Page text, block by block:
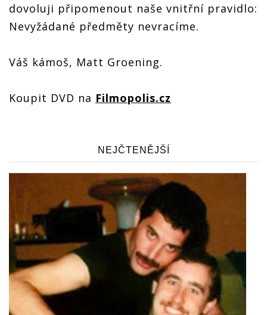
dovoluji připomenout naše vnitřní pravidlo:
Nevyžádané předměty nevracíme.
Váš kámoš, Matt Groening.
Koupit DVD na Filmopolis.cz
NEJČTENĚJŠÍ